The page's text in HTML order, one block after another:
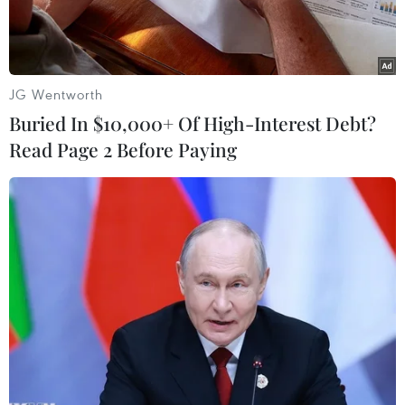
Axel Witsel giúp Dortmund giành chiến thắng. (Nguồn: Imago)
Borussia Dortmund đã giành 3 điểm vô cùng
quan trọng khi có chiến thắng nhọc nhọc 1-0
trên sân của Mainz 05 ở trận đá bù vòng 25
Bundesliga.
Axel Witsel đã sắm vai người hùng khi ghi bàn
JG Wentworth
Buried In $10,000+ Of High-Interest Debt?
Read Page 2 Before Paying